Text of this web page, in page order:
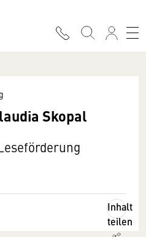
Skopal
Inhalt
teilen